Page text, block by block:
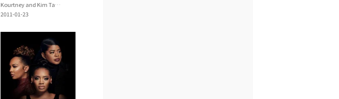
Kourtney and Kim Take New York
2011-01-23